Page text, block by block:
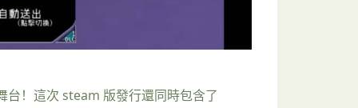
台！這次 steam 版發行還同時包含了